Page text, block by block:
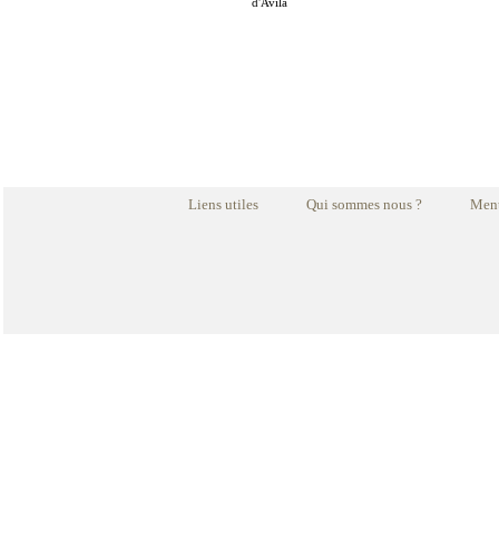
d'Avila
Liens utiles Qui sommes nous ?